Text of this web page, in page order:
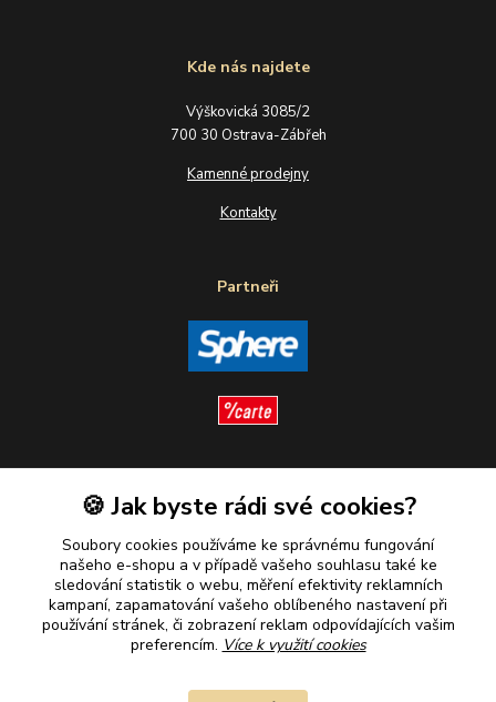
Kde nás najdete
Výškovická 3085/2
700 30 Ostrava-Zábřeh
Kamenné prodejny
Kontakty
Partneři
Sledujte nás
Plaťte u nás bezpečně
🍪 Jak byste rádi své cookies?
Soubory cookies používáme ke správnému fungování
našeho e-shopu a v případě vašeho souhlasu také ke
sledování statistik o webu, měření efektivity reklamních
kampaní, zapamatování vašeho oblíbeného nastavení při
používání stránek, či zobrazení reklam odpovídajících vašim
preferencím. Více k využití cookies